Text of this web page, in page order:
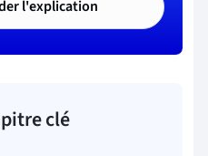
l'explication
clé